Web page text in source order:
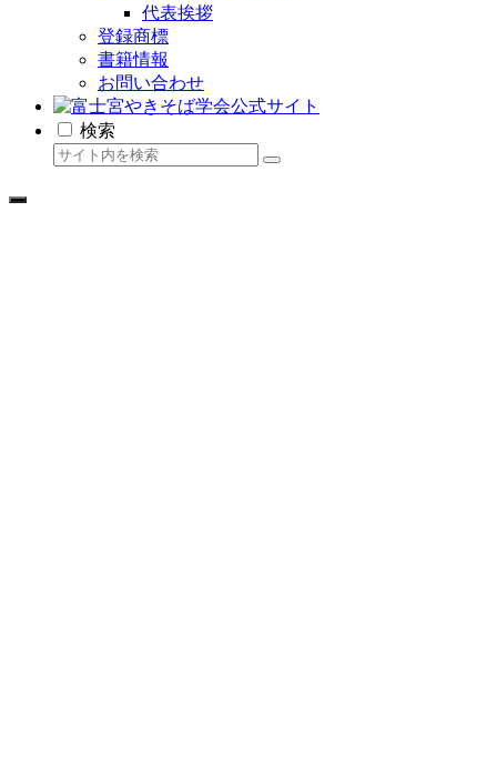
代表挨拶
登録商標
書籍情報
お問い合わせ
検索